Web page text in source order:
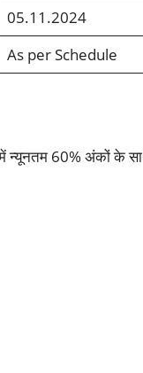
05.11.2024
As perSchedule
न्यूनतम 60% अंकों के